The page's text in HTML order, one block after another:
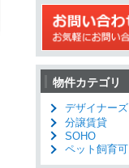
物件カテゴリ
デザイナーズ
分譲賃貸
SOHO
ペット飼育可